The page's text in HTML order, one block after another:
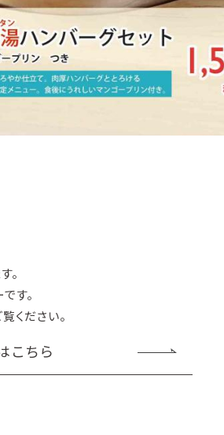
。
す。
ください。
こちら